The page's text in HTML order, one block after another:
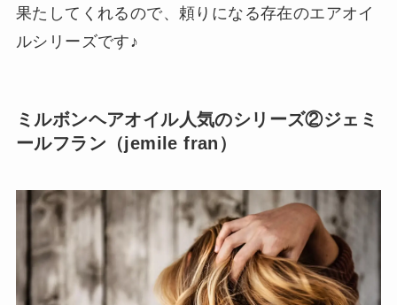
果たしてくれるので、頼りになる存在のエアオイ
ルシリーズです♪
ミルボンヘアオイル人気のシリーズ②ジェミ
ールフラン（jemile fran）